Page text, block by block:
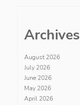
Archives
August 2026
July 2026
June 2026
May 2026
April 2026